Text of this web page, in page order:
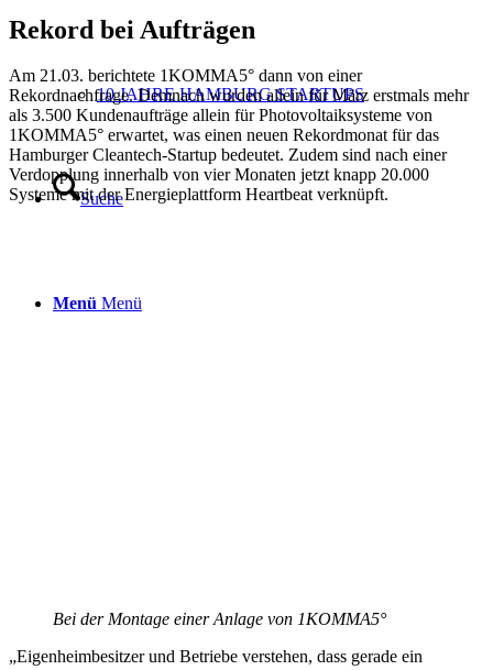
10 JAHRE HAMBURG STARTUPS
Suche
Menü Menü
Rekord bei Aufträgen
Am 21.03. berichtete 1KOMMA5° dann von einer
Rekordnachfrage. Demnach wurden allein für März erstmals mehr
als 3.500 Kundenaufträge allein für Photovoltaiksysteme von
1KOMMA5° erwartet, was einen neuen Rekordmonat für das
Hamburger Cleantech-Startup bedeutet. Zudem sind nach einer
Verdopplung innerhalb von vier Monaten jetzt knapp 20.000
Systeme mit der Energieplattform Heartbeat verknüpft.
Bei der Montage einer Anlage von 1KOMMA5°
„Eigenheimbesitzer und Betriebe verstehen, dass gerade ein